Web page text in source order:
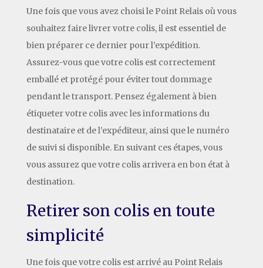
Une fois que vous avez choisi le Point Relais où vous
souhaitez faire livrer votre colis, il est essentiel de
bien préparer ce dernier pour l’expédition.
Assurez-vous que votre colis est correctement
emballé et protégé pour éviter tout dommage
pendant le transport. Pensez également à bien
étiqueter votre colis avec les informations du
destinataire et de l’expéditeur, ainsi que le numéro
de suivi si disponible. En suivant ces étapes, vous
vous assurez que votre colis arrivera en bon état à
destination.
Retirer son colis en toute
simplicité
Une fois que votre colis est arrivé au Point Relais